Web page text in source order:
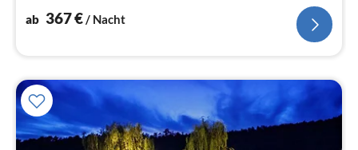
ab 367€/ Nacht